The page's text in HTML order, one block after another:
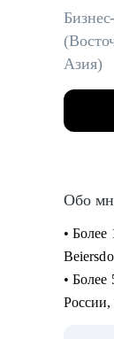
Азия)
Обо
•
•